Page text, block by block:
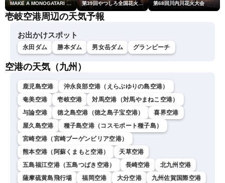
MAKE A MONOGATARI 2026 第39回やつしろ全国花火競技大会 第68回川内川花火大会
壱岐空港周辺の天気予報
お出かけスポット
永田ダム 勝本ダム 男女岳ダム グランビーチ
空港の天気（九州）
鹿児島空港
沖永良部空港（えらぶゆりの島空港）
奄美空港
壱岐空港
対馬空港（対馬やまねこ空港）
与論空港
徳之島空港（徳之島子宝空港）
喜界空港
屋久島空港
種子島空港（コスモポート種子島）
宮崎空港（宮崎ブーゲンビリア空港）
熊本空港（阿蘇くまもと空港）
天草空港
五島福江空港（五島つばき空港）
長崎空港
北九州空港
薩摩硫黄島飛行場
福岡空港 大分空港
九州佐賀国際空港